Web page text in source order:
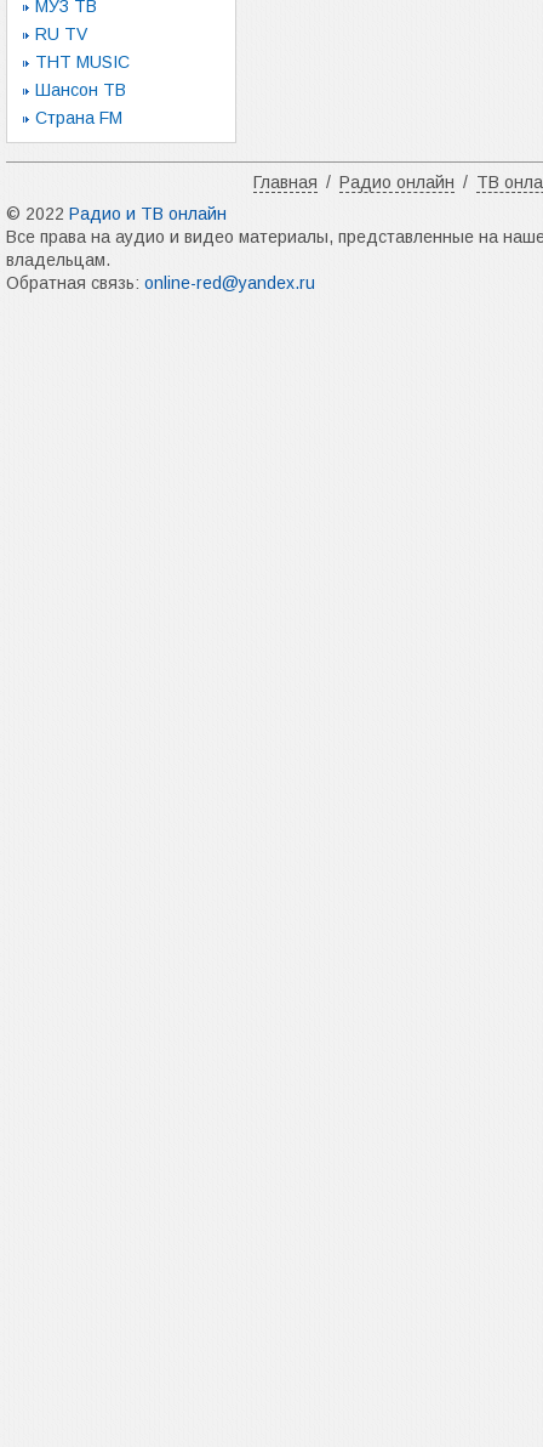
МУЗ ТВ
RU TV
ТНТ MUSIC
Шансон ТВ
Страна FM
Главная / Радио онлайн / ТВ
© 2022 Радио и ТВ онлайн
Все права на аудио и видео материалы, представленные на
владельцам.
Обратная связь: online-red@yandex.ru